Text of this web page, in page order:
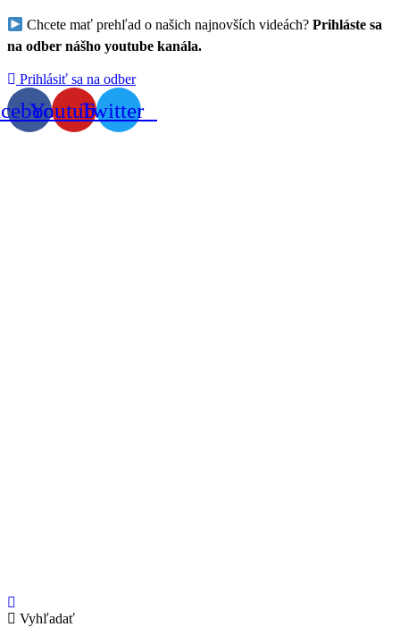
Chcete mať prehľad o našich najnovších videách? Prihláste sa
na odber nášho youtube kanála.
Prihlásiť sa na odber
YoutubeTwitter
Vyhľadať